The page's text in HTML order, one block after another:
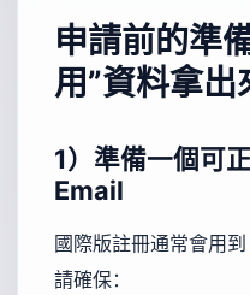
申請前的準
用”資料拿出
1）準備一個可
Email
國際版註冊通常會用
請確保：